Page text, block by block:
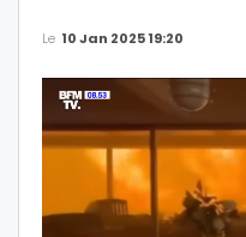
Le 10 Jan 2025 19:20